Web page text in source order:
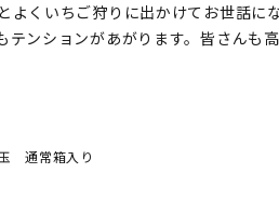
よくいちご狩りに出かけてお世話
テンションがあがります。皆さんも
通常箱入り